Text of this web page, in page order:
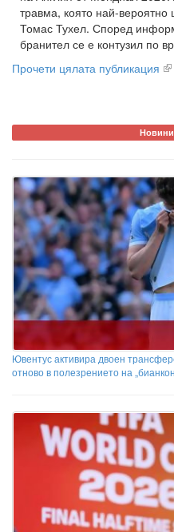
травма, която най-вероятно
Томас Тухел. Според
бранител се е контузил по
Прочети цялата публикация
Новини
Ювентус активира двоен
отново в полезрението на